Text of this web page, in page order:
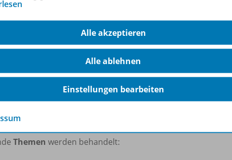
beträgt19,99 Euro.
Book behandelt die wesentlichen Unterrichtsinhalte der
ca. 70% der Lehrplaninhalte ab.
sowie
(u.a.Videos, Animationen, Audiodateien
und differenzierenden Unterricht. Es eignet sich
oder Whiteboard durch die Lehrkraft oder für die Nutzung
Themen werden behandelt:
Alle akzeptieren
Alle ablehnen
Einstellungen bearbeiten